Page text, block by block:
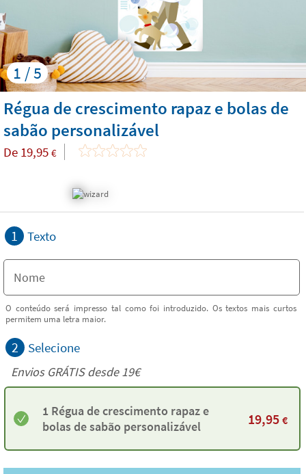
1 / 5
Régua de crescimento rapaz e bolas de
sabão personalizável
De 19,95 €
1 Texto
O conteúdo será impresso tal como foi introduzido. Os textos mais curtos
permitem uma letra maior.
2 Selecione
Envios GRÁTIS desde 19€
1 Régua de crescimento rapaz e
bolas de sabão personalizável
19,95 €